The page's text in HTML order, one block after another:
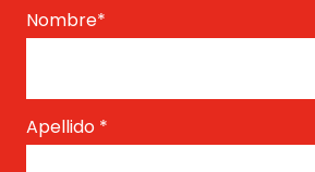
Nombre*
Apellido *